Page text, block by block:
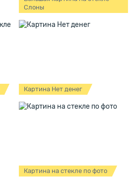
Слоны
Картина Нет денег
Картина на стекле по фото